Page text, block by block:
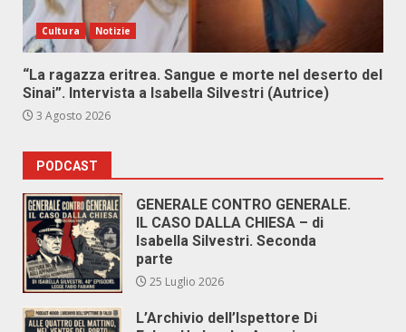
Cultura Notizie
“La ragazza eritrea. Sangue e morte nel deserto del
Sinai”. Intervista a Isabella Silvestri (Autrice)
3 Agosto 2026
PODCAST
GENERALE CONTRO GENERALE.
IL CASO DALLA CHIESA – di
Isabella Silvestri. Seconda
parte
25 Luglio 2026
L’Archivio dell’Ispettore Di